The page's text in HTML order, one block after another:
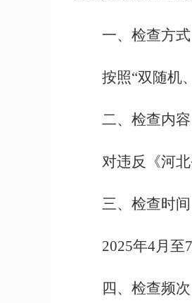
一、检查方式
按照“双随机
二、检查内容
对违反《河
三、检查时间
2025年4月至
四、检查频次